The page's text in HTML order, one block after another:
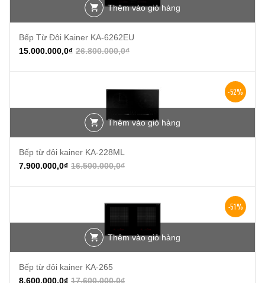
Thêm vào giỏ hàng
Bếp Từ Đôi Kainer KA-6262EU
26.800.000,0₫
15.000.000,0₫
-52%
Thêm vào giỏ hàng
Bếp từ đôi kainer KA-228ML
16.500.000,0₫
7.900.000,0₫
-51%
Thêm vào giỏ hàng
Bếp từ đôi kainer KA-265
17.600.000,0₫
8.600.000,0₫